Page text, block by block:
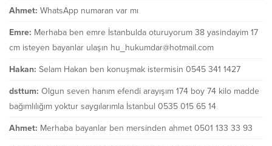
Ahmet: WhatsApp numaran var mı
Emre: Merhaba ben emre İstanbulda oturuyorum 38 yasindayim 17
cm isteyen bayanlar ulaşın hu_hukumdar@hotmail.com
Hakan: Selam Hakan ben konuşmak istermisin 0545 341 1427
dsttum: Olgun seven hanım efendi arayışım 174 boy 74 kilo madde
bağımlılığım yoktur saygılarımla İstanbul 0535 015 65 14
Ahmet: Merhaba bayanlar ben mersinden ahmet 0501 133 33 93